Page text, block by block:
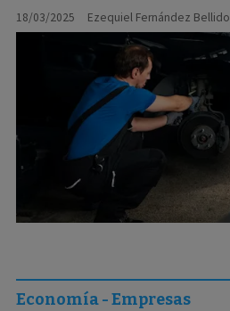
Ezequiel Fernández Bellido
18/03/2025
Economía - Empresas